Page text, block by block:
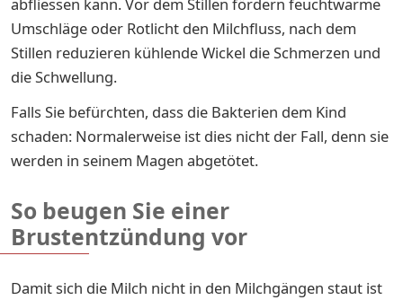
abfliessen kann. Vor dem Stillen fördern feuchtwarme
Umschläge oder Rotlicht den Milchfluss, nach dem
Stillen reduzieren kühlende Wickel die Schmerzen und
die Schwellung.
Falls Sie befürchten, dass die Bakterien dem Kind
schaden: Normalerweise ist dies nicht der Fall, denn sie
werden in seinem Magen abgetötet.
So beugen Sie einer
Brustentzündung vor
Damit sich die Milch nicht in den Milchgängen staut ist